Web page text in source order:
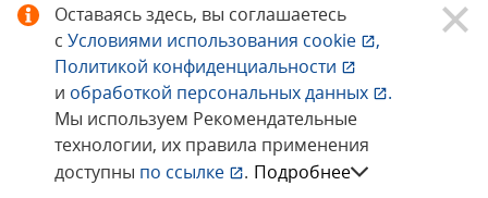
Оставаясь здесь, вы соглашаетесь
с Условиями использования cookie
,
Политикой конфиденциальности
и обработкой персональных данных
.
Мы используем Рекомендательные
технологии, их правила применения
доступны по ссылке . Подробнее
© 1998−2026 «1С‑Рарус» ®. Все права
защищены.
Сообщить об ошибке